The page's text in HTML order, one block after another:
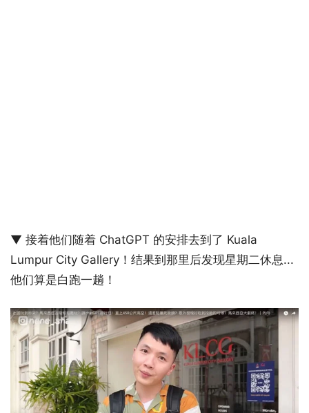
▼ 接着他们随着 ChatGPT 的安排去到了 Kuala
Lumpur City Gallery！结果到那里后发现星期二休息...
他们算是白跑一趟！